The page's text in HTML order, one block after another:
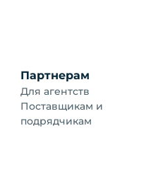
Партнерам
Для агентств
Поставщикам и
подрядчикам